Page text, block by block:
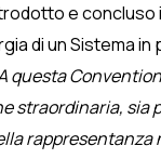
e concluso
di un Sistema in
questa
straordinaria, sia
rappresentanza